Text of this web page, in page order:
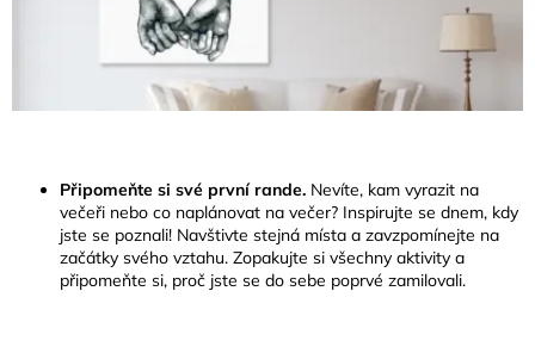
Připomeňte si své první rande. Nevíte, kam vyrazit na
večeři nebo co naplánovat na večer? Inspirujte se dnem, kdy
jste se poznali! Navštivte stejná místa a zavzpomínejte na
začátky svého vztahu. Zopakujte si všechny aktivity a
připomeňte si, proč jste se do sebe poprvé zamilovali.